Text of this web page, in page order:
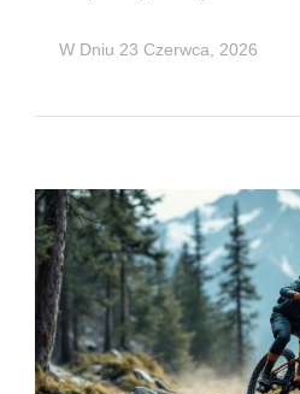
W Dniu 23 Czerwca, 2026